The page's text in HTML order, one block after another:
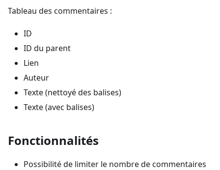
Tableau des commentaires :
ID
ID du parent
Lien
Auteur
Texte (nettoyé des balises)
Texte (avec balises)
Fonctionnalités
Possibilité de limiter le nombre de commentaires